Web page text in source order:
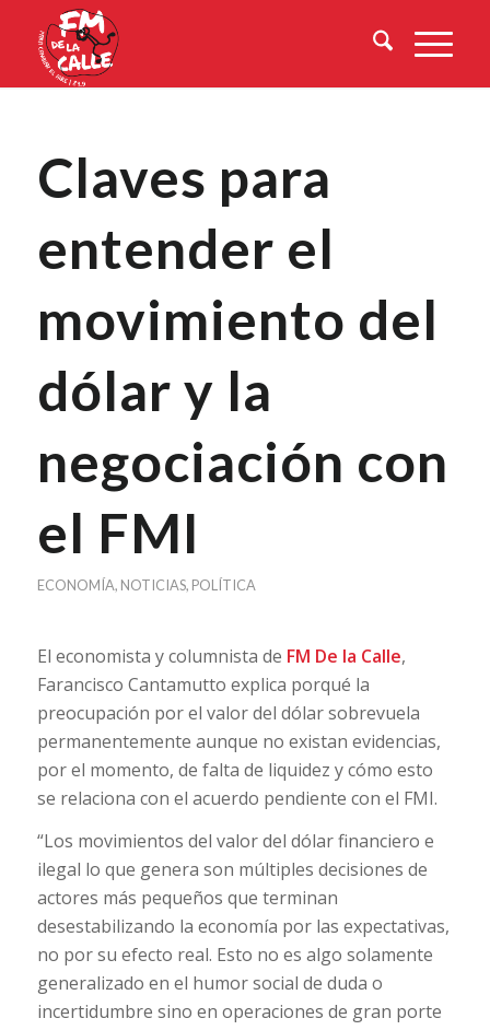
Claves para
entender el
movimiento del
dólar y la
negociación con
el FMI
ECONOMÍA, NOTICIAS, POLÍTICA
El economista y columnista de FM De la Calle,
Farancisco Cantamutto explica porqué la
preocupación por el valor del dólar sobrevuela
permanentemente aunque no existan evidencias,
por el momento, de falta de liquidez y cómo esto
se relaciona con el acuerdo pendiente con el FMI.
“Los movimientos del valor del dólar financiero e
ilegal lo que genera son múltiples decisiones de
actores más pequeños que terminan
desestabilizando la economía por las expectativas,
no por su efecto real. Esto no es algo solamente
generalizado en el humor social de duda o
incertidumbre sino en operaciones de gran porte